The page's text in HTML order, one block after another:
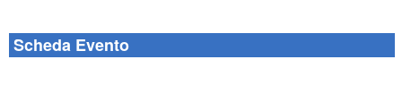
Scheda Evento